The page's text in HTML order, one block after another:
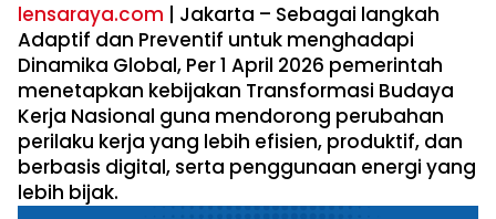
lensaraya.com | Jakarta – Sebagai langkah
Adaptif dan Preventif untuk menghadapi
Dinamika Global, Per 1 April 2026 pemerintah
menetapkan kebijakan Transformasi Budaya
Kerja Nasional guna mendorong perubahan
perilaku kerja yang lebih efisien, produktif, dan
berbasis digital, serta penggunaan energi yang
lebih bijak.